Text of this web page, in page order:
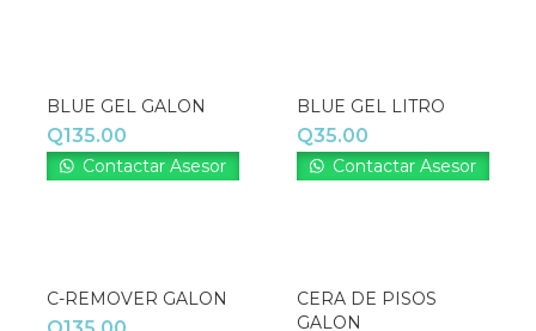
BLUE GEL GALON
Q135.00
Contactar Asesor
BLUE GEL LITRO
Q35.00
Contactar Asesor
C-REMOVER GALON
CERA DE PISOS
GALON